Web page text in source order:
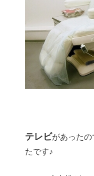
テレビがあった
たです♪